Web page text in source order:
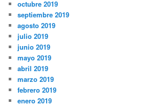
octubre 2019
septiembre 2019
agosto 2019
julio 2019
junio 2019
mayo 2019
abril 2019
marzo 2019
febrero 2019
enero 2019